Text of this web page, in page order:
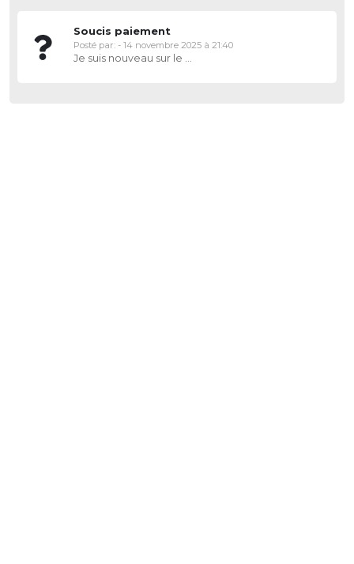
Soucis paiement
Posté par: - 14 novembre 2025 à 21:40
Je suis nouveau sur le site et je rencontre un soucis pour acheter des kelcoins, je ne peux ni choisir paypal ni par carte bancaire, ça bug et ça ne fonctionne pas Pourriez-vous m’aider svp ?